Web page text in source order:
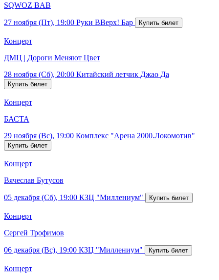
SQWOZ BAB
27 ноября (Пт), 19:00 Руки ВВерх! Бар
Концерт
ДМЦ | Дороги Меняют Цвет
28 ноября (Сб), 20:00 Китайский летчик Джао Да
Концерт
БАСТА
29 ноября (Вс), 19:00 Комплекс "Арена 2000.Локомотив"
Концерт
Вячеслав Бутусов
05 декабря (Сб), 19:00 КЗЦ "Миллениум"
Концерт
Сергей Трофимов
06 декабря (Вс), 19:00 КЗЦ "Миллениум"
Концерт